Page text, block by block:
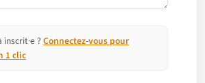
? Connectez-vous pour
1 clic